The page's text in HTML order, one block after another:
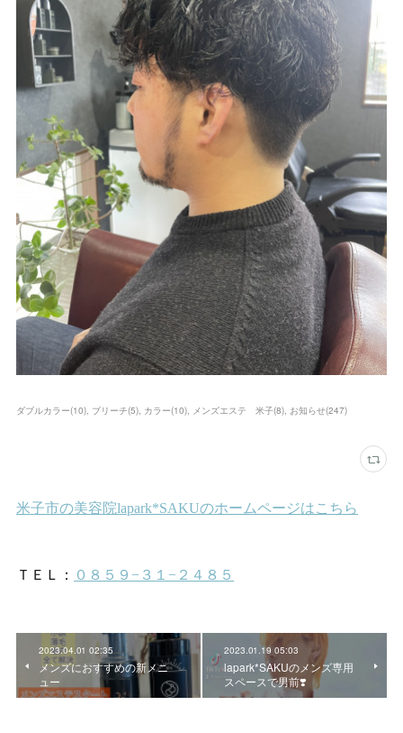
ダブルカラー(10) ブリーチ(5) カラー(10) メンズエステ 米子(8) お知らせ(247)
2023.04.01 02:35
メンズにおすすめの新メニ
ュー
2023.01.19 05:03
lapark*SAKUのメンズ専用
スペースで男前❣️